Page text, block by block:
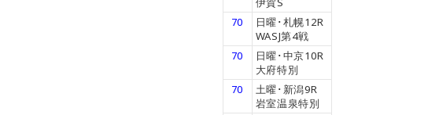
70
日曜･札幌12R
WASJ第4戦
70
日曜･中京10R
大府特別
70
土曜･新潟9R
岩室温泉特別